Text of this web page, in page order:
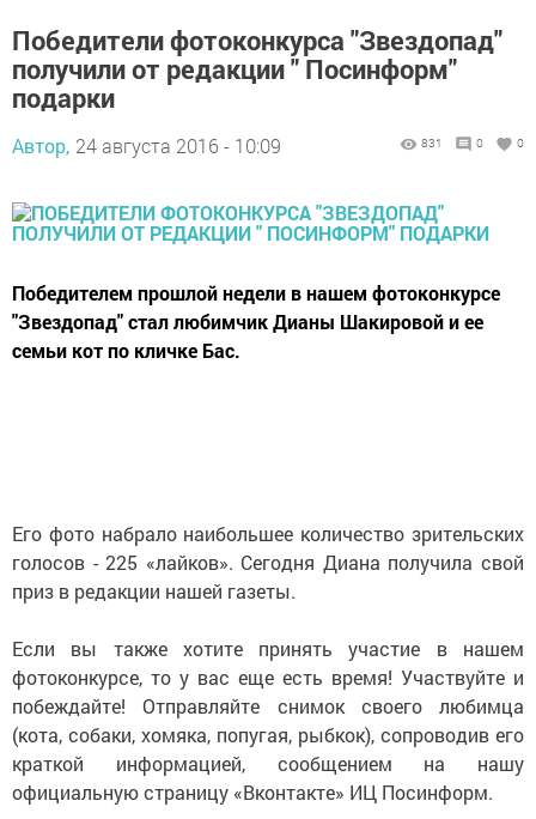
Победители фотоконкурса "Звездопад"
получили от редакции " Посинформ"
подарки
Автор, 24 августа 2016 - 10:09 831 0 0
Победителем прошлой недели в нашем фотоконкурсе
"Звездопад" стал любимчик Дианы Шакировой и ее
семьи кот по кличке Бас.
Его фото набрало наибольшее количество зрительских
голосов - 225 «лайков». Сегодня Диана получила свой
приз в редакции нашей газеты.
Если вы также хотите принять участие в нашем
фотоконкурсе, то у вас еще есть время! Участвуйте и
побеждайте! Отправляйте снимок своего любимца
(кота, собаки, хомяка, попугая, рыбкок), сопроводив его
краткой информацией, сообщением на нашу
официальную страницу «Вконтакте» ИЦ Посинформ.